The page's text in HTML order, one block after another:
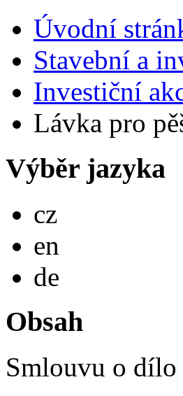
Úvodní
Stavební a
Investiční
Lávka pro
Výběr jazyka
cz
en
de
Obsah
Smlouvu o